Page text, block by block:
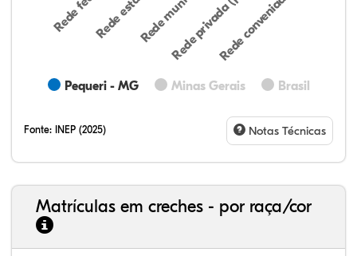
Pequeri - MG Minas Gerais Brasil
Rede privada (par…Rede conveniada (…
Fonte: INEP (2025) Notas Técnicas
Matrículas em creches - por raça/cor